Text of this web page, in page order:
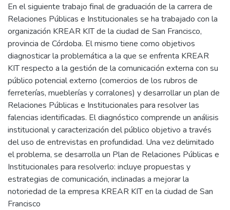
En el siguiente trabajo final de graduación de la carrera de
Relaciones Públicas e Institucionales se ha trabajado con la
organización KREAR KIT de la ciudad de San Francisco,
provincia de Córdoba. El mismo tiene como objetivos
diagnosticar la problemática a la que se enfrenta KREAR
KIT respecto a la gestión de la comunicación externa con su
público potencial externo (comercios de los rubros de
ferreterías, mueblerías y corralones) y desarrollar un plan de
Relaciones Públicas e Institucionales para resolver las
falencias identificadas. El diagnóstico comprende un análisis
institucional y caracterización del público objetivo a través
del uso de entrevistas en profundidad. Una vez delimitado
el problema, se desarrolla un Plan de Relaciones Públicas e
Institucionales para resolverlo: incluye propuestas y
estrategias de comunicación, inclinadas a mejorar la
notoriedad de la empresa KREAR KIT en la ciudad de San
Francisco